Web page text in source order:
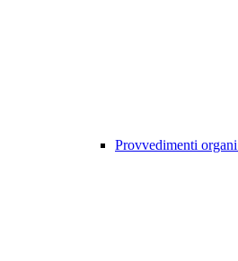
Provvedimenti